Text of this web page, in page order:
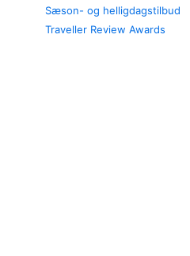
Sæson- og helligdagstilbud
Traveller Review Awards